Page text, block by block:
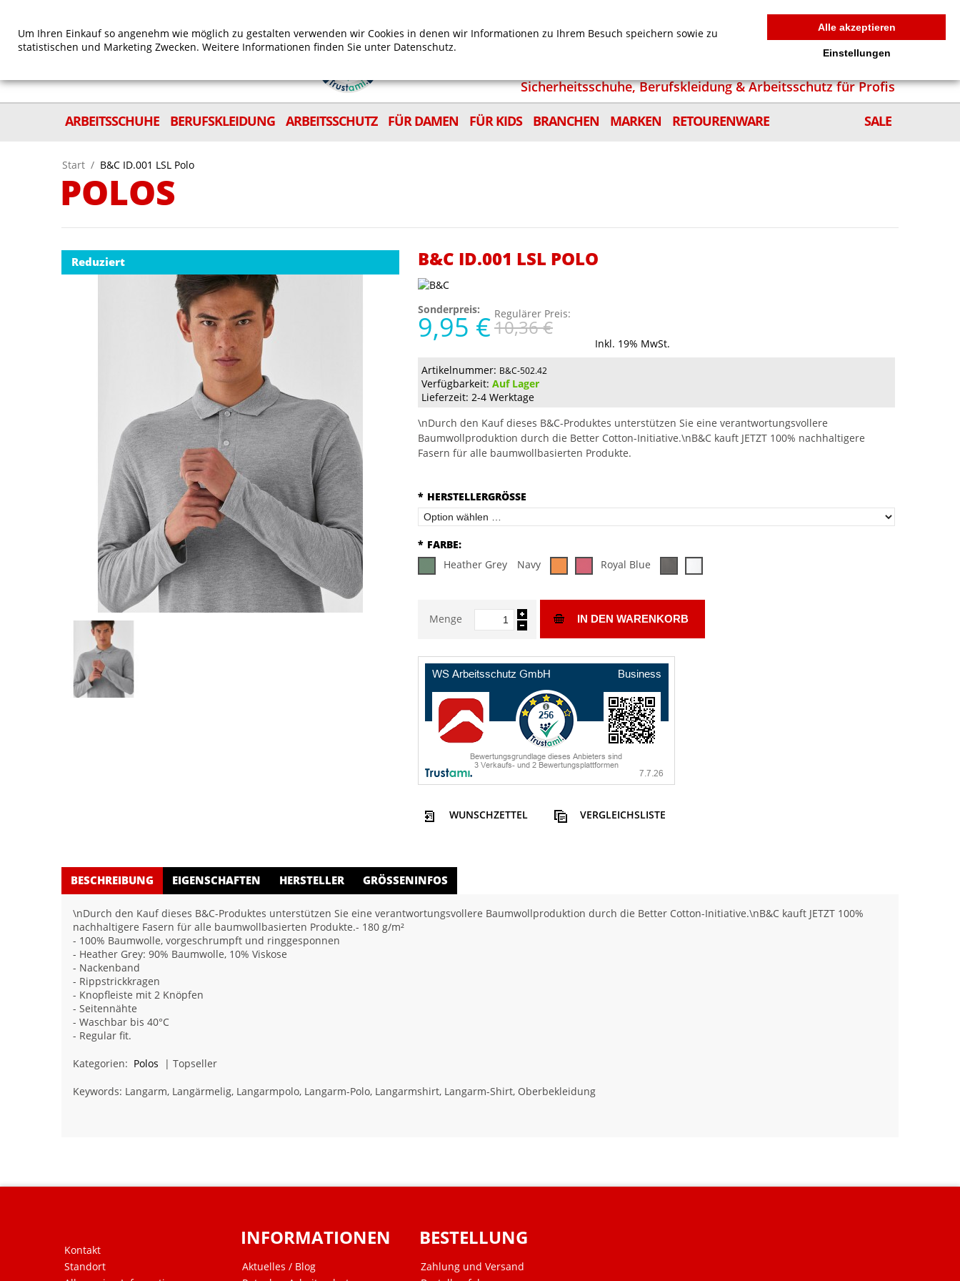
MEIN WARENKORB 0
Sicherheitsschuhe, Berufskleidung & Arbeitsschutz für Profis
ARBEITSSCHUHE
BERUFSKLEIDUNG ARBEITSSCHUTZ FÜR DAMEN FÜR KIDS BRANCHEN MARKEN RETOURENWARE SALE
Start / B&C ID.001 LSL Polo
POLOS
Reduziert B&C ID.001 LSL POLO
Sonderpreis:
9,95 € Regulärer Preis:
10,36 €
Inkl. 19% MwSt.
Artikelnummer: B&C-502.42
Verfügbarkeit: Auf Lager
Lieferzeit: 2-4 Werktage
\nDurch den Kauf dieses B&C-Produktes unterstützen Sie eine verantwortungsvollere
Baumwollproduktion durch die Better Cotton-Initiative.\nB&C kauft JETZT 100% nachhaltigere
Fasern für alle baumwollbasierten Produkte.
* HERSTELLERGRÖSSE
* FARBE:
Heather Grey
Navy Royal Blue
Menge IN DEN WARENKORB
WUNSCHZETTEL VERGLEICHSLISTE
BESCHREIBUNG EIGENSCHAFTEN HERSTELLER GRÖSSENINFOS
\nDurch den Kauf dieses B&C-Produktes unterstützen Sie eine verantwortungsvollere Baumwollproduktion durch die Better Cotton-Initiative.\nB&C kauft JETZT 100%
nachhaltigere Fasern für alle baumwollbasierten Produkte.- 180 g/m²
- 100% Baumwolle, vorgeschrumpft und ringgesponnen
- Heather Grey: 90% Baumwolle, 10% Viskose
- Nackenband
- Rippstrickkragen
- Knopfleiste mit 2 Knöpfen
- Seitennähte
- Waschbar bis 40°C
- Regular fit.
Kategorien: Polos | Topseller
Keywords: Langarm, Langärmelig, Langarmpolo, Langarm-Polo, Langarmshirt, Langarm-Shirt, Oberbekleidung
Kontakt
Standort
INFORMATIONEN
Aktuelles / Blog
BESTELLUNG
Zahlung und Versand
Um Ihren Einkauf so angenehm wie möglich zu gestalten verwenden wir Cookies in denen wir Informationen zu Ihrem Besuch speichern sowie zu
statistischen und Marketing Zwecken. Weitere Informationen finden Sie unter Datenschutz.
Alle akzeptieren
Einstellungen